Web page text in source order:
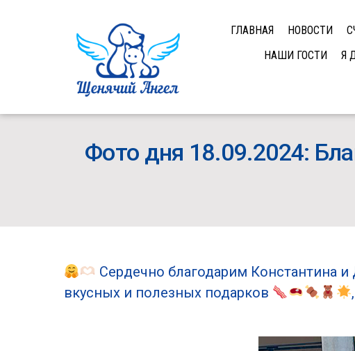
ГЛАВНАЯ НОВОСТИ
НАШИ ГОСТИ
Я
Фото дня 18.09.2024:
Сердечно благодарим Константина
вкусных и полезных подарков